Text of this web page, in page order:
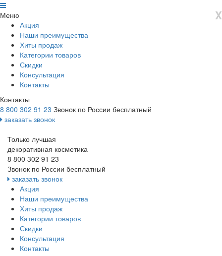
X
Меню
Акция
Наши преимущества
Хиты продаж
Категории товаров
Скидки
Консультация
Контакты
Контакты
8 800 302 91 23 Звонок по России бесплатный
заказать звонок
Только лучшая
декоративная косметика
8 800 302 91 23
Звонок по России бесплатный
заказать звонок
Акция
Наши преимущества
Хиты продаж
Категории товаров
Скидки
Консультация
Контакты